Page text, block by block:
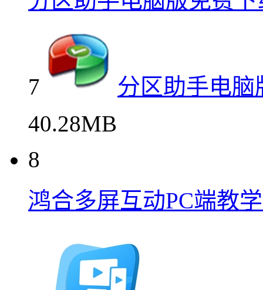
7
分区助手电
40.28MB
8
鸿合多屏互动PC端教